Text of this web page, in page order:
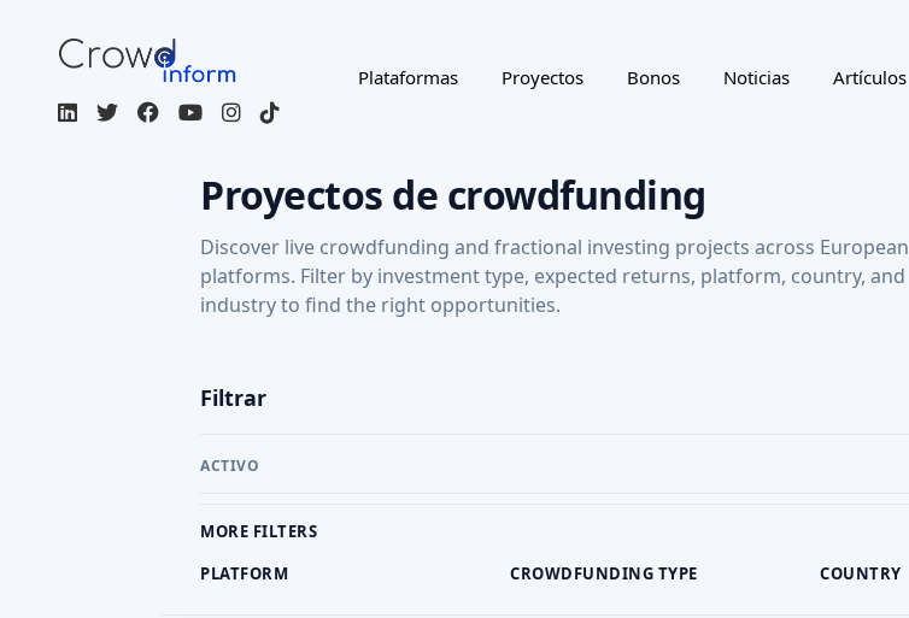
Plataformas Proyectos Bonos Noticias Artículos
Proyectos de crowdfunding
Discover live crowdfunding and fractional investing projects across European
platforms. Filter by investment type, expected returns, platform, country, and
industry to find the right opportunities.
Filtrar
ACTIVO
MORE FILTERS
PLATFORM CROWDFUNDING TYPE COUNTRY